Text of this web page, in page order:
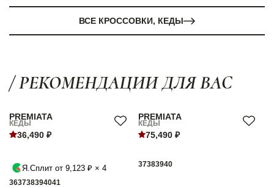
ВСЕ КРОССОВКИ, КЕДЫ
/ РЕКОМЕНДАЦИИ ДЛЯ ВАС
PREMIATA
КЕДЫ
36,490 ₽
Я.Сплит от 9,123 ₽ × 4
363738394041
PREMIATA
КЕДЫ
75,490 ₽
37383940